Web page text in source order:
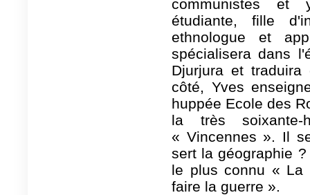
communistes et
étudiante, fille
ethnologue et
spécialisera dans
Djurjura et
côté, Yves
huppée Ecole des
la très soixante-
« Vincennes ». Il
sert la géographie
le plus connu « La
faire la guerre ».